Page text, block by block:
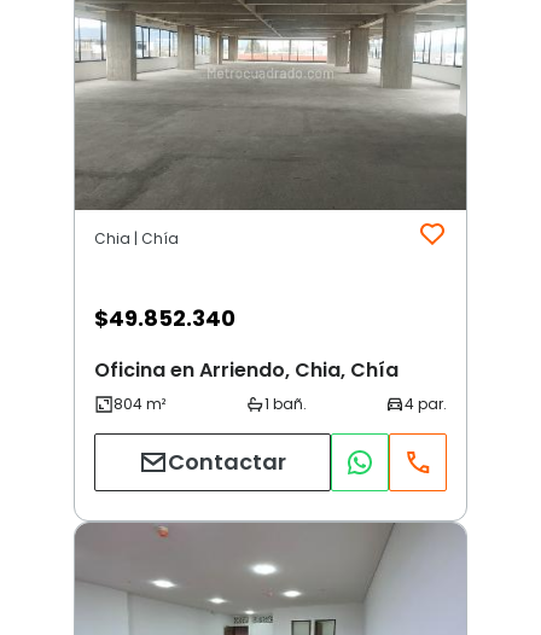
Chia | Chía
$49.852.340
Oficina en Arriendo, Chia, Chía
Contactar